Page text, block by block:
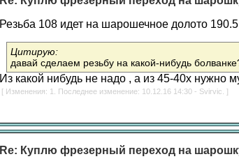
Резьба 108 идет на шарошечное долото
Цитирую:
давай сделаем резьбу на какой-нибудь
Из какой нибудь не надо , а из 45-40х нужно
[ Изменения: 1. Последнее изменение: 10.12.16 14:30 - Svirvic. ]
Re: Куплю фрезерный переход на